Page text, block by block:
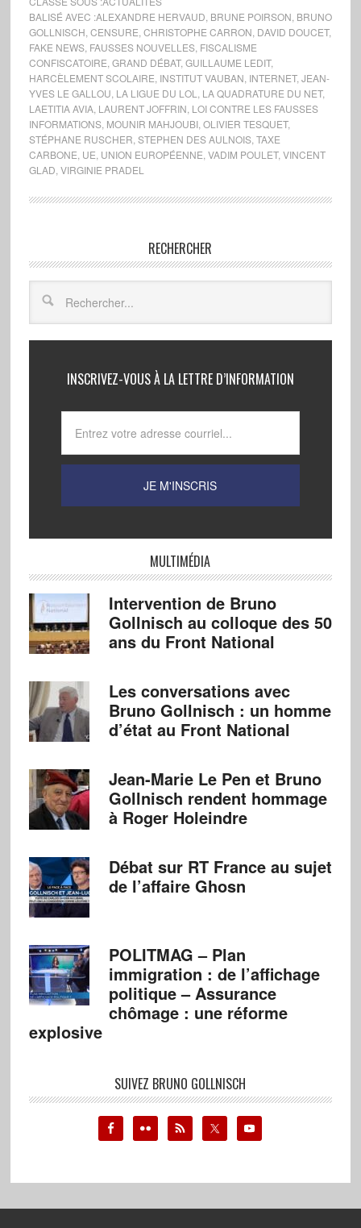
BALISÉ AVEC :ALEXANDRE HERVAUD BRUNE POIRSON BRUNO
GOLLNISCH CENSURE CHRISTOPHE CARRON DAVID DOUCET,
FAKE NEWS, FAUSSES NOUVELLES, FISCALISME
CONFISCATOIRE GRAND DÉBAT, GUILLAUME LEDIT,
HARCÈLEMENT SCOLAIRE INSTITUT VAUBAN INTERNET, JEAN-
YVES LE GALLOU LA LIGUE DU LOL LA QUADRATURE DU NET,
LAETITIA AVIA, LAURENT JOFFRIN LOI CONTRE LES FAUSSES
INFORMATIONS, MOUNIR MAHJOUBI, OLIVIER TESQUET,
STÉPHANE RUSCHER STEPHEN DES AULNOIS, TAXE
CARBONE UE UNION EUROPÉENNE VADIM POULET, VINCENT
GLAD VIRGINIE PRADEL
RECHERCHER
INSCRIVEZ-VOUS À LA LETTRE D’INFORMATION
MULTIMÉDIA
Intervention de Bruno
Gollnisch au colloque des 50
ans du Front National
Les conversations avec
Bruno Gollnisch : un homme
d’état au Front National
Jean-Marie Le Pen et Bruno
Gollnisch rendent hommage
à Roger Holeindre
Débat sur RT France au sujet
de l’affaire Ghosn
POLITMAG – Plan
immigration : de l’affichage
politique – Assurance
chômage : une réforme
explosive
SUIVEZ BRUNO GOLLNISCH